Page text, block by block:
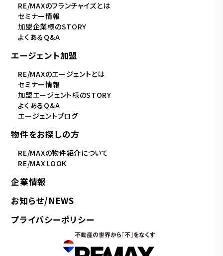
RE/MAXのフランチャイズとは
セミナー情報
加盟企業様のSTORY
よくあるQ&A
エージェント加盟
RE/MAXのエージェントとは
セミナー情報
加盟エージェント様のSTORY
よくあるQ&A
エージェントブログ
物件をお探しの方
RE/MAXの物件紹介について
RE/MAX LOOK
企業情報
お知らせ/NEWS
プライバシーポリシー